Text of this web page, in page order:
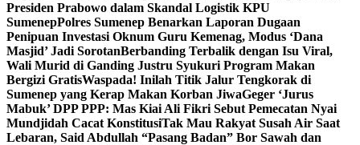
Presiden Prabowo dalam Skandal Logistik KPU
SumenepPolres Sumenep Benarkan Laporan Dugaan
Penipuan Investasi Oknum Guru Kemenag, Modus ‘Dana
Masjid’ Jadi SorotanBerbanding Terbalik dengan Isu Viral,
Wali Murid di Ganding Justru Syukuri Program Makan
Bergizi GratisWaspada! Inilah Titik Jalur Tengkorak di
Sumenep yang Kerap Makan Korban JiwaGeger ‘Jurus
Mabuk’ DPP PPP: Mas Kiai Ali Fikri Sebut Pemecatan Nyai
Mundjidah Cacat KonstitusiTak Mau Rakyat Susah Air Saat
Lebaran, Said Abdullah “Pasang Badan” Bor Sawah dan